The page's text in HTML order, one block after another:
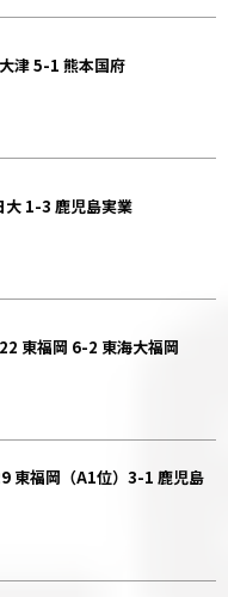
津 5-1 熊本国府
大 1-3 鹿児島実業
東福岡 6-2 東海大福岡
東福岡（A1位）3-1 鹿児島